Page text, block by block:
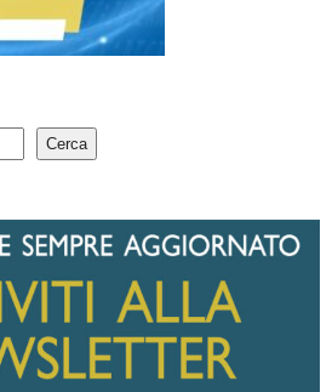
Cerca